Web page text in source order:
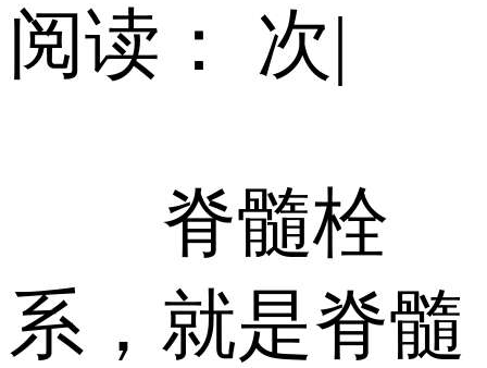
阅读： 次|
脊髓栓
系，就是脊髓